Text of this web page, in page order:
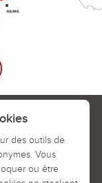
des outils de
Vous
ou être